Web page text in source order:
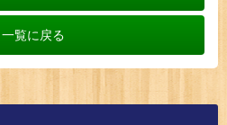
一覧に戻る